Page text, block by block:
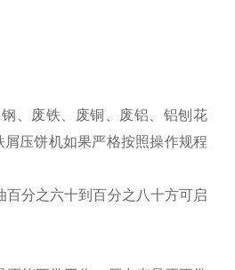
、废铁、废铜、废铝、铝刨花
压饼机如果严格按照操作规程
分之六十到百分之八十方可启